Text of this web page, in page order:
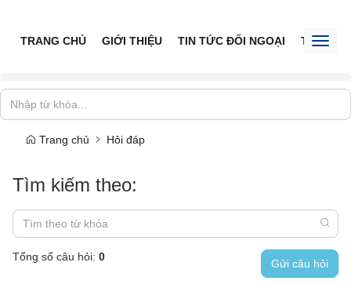
TRANG CHỦ GIỚI THIỆU TIN TỨC ĐỐI NGOẠI THÔNG
Trang chủ Hỏi đáp
Tìm kiếm theo:
Tổng số câu hỏi: 0
Gửi câu hỏi